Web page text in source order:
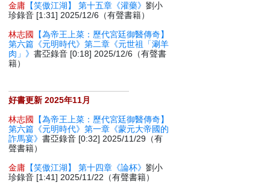
金庸 【笑傲江湖】 第十五章《灌藥》劉小
珍錄音 [1:31] 2025/12/6（有聲書籍）
林志國
【為帝王上菜：歷代宮廷御醫傳奇】
第六篇《元明時代》第二章《元世祖「涮羊
肉」》書亞錄音 [0:18] 2025/12/6（有聲書
籍）
好書更新 2025年11月
林志國
【為帝王上菜：歷代宮廷御醫傳奇】
第六篇《元明時代》第一章《蒙元大帝國的
詐馬宴》書亞錄音 [0:32] 2025/11/29（有
聲書籍）
金庸 【笑傲江湖】 第十四章《論杯》劉小
珍錄音 [1:41] 2025/11/22（有聲書籍）